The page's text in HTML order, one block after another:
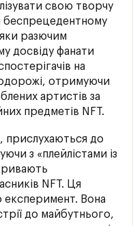
свою творчу
беспрецедентному
разючим
досвіду фанати
на
отримуючи
артистів за
предметів NFT.
прислухаються до
з «плейлістами із
NFT. Ця
експеримент. Вона
до майбутнього,